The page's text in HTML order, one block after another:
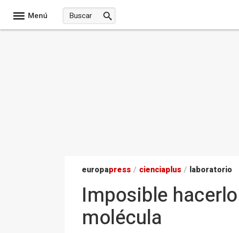
Menú
europapress / cienciaplus / laboratorio
Imposible
molécula